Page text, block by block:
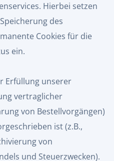
Hierbei setzen
des
Cookies für die
ein.
Erfüllung unserer
vertraglicher
von Bestellvorgängen)
ist (z.B.,
von
und Steuerzwecken).